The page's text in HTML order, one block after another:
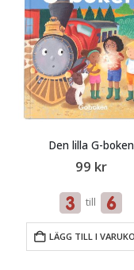
Den lilla G-boken
99 kr
till
LÄGG TILL I